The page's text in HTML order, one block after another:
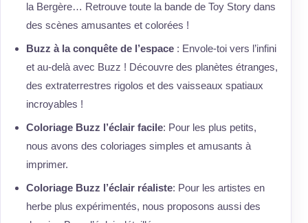
la Bergère… Retrouve toute la bande de Toy Story dans
des scènes amusantes et colorées !
Buzz à la conquête de l’espace : Envole-toi vers l’infini
et au-delà avec Buzz ! Découvre des planètes étranges,
des extraterrestres rigolos et des vaisseaux spatiaux
incroyables !
Coloriage Buzz l’éclair facile: Pour les plus petits,
nous avons des coloriages simples et amusants à
imprimer.
Coloriage Buzz l’éclair réaliste: Pour les artistes en
herbe plus expérimentés, nous proposons aussi des